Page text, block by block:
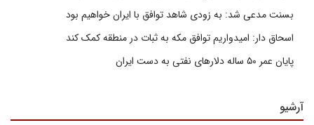
بسنت مدعی شد: به زودی شاهد توافق با ایران خواهیم بود
اسحاق دار: امیدواریم توافق مکه به ثبات در منطقه کمک کند
پایان عمر ۵۰ ساله دلارهای نفتی به دست ایران
آرشیو